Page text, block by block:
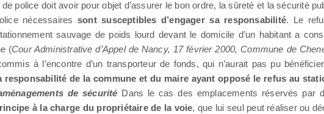
police doit avoir pour objet d’assurer le bon ordre, la sûreté et la sécurité
nécessaires sont susceptibles d’engager sa responsabilité. Le
sauvage de poids lourd devant le domicile d’un habitant a
(Cour Administrative d’Appel de Nancy, 17 février 2000, Commune de
à l’encontre d’un transporteur de fonds, qui n’aurait pas pu
responsabilité de la commune et du maire ayant opposé le refus au
de sécurité Dans le cas des emplacements réservés par
à la charge du propriétaire de la voie, que lui seul peut réaliser ou